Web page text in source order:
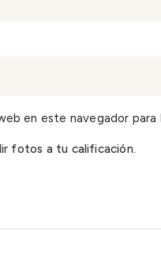
en este navegador
fotos a tu calificación.